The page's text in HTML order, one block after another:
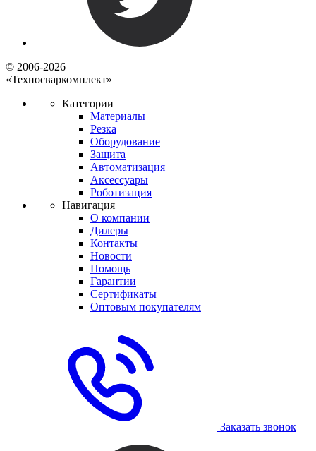
© 2006-2026
«Техносваркомплект»
Категории
Материалы
Резка
Оборудование
Защита
Автоматизация
Аксессуары
Роботизация
Навигация
О компании
Дилеры
Контакты
Новости
Помощь
Гарантии
Сертификаты
Оптовым покупателям
Заказать звонок